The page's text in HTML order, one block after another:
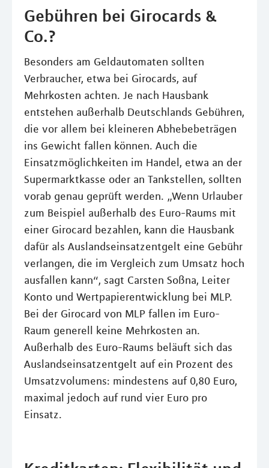
Gebühren bei Girocards &
Co.?
Besonders am Geldautomaten sollten
Verbraucher, etwa bei Girocards, auf
Mehrkosten achten. Je nach Hausbank
entstehen außerhalb Deutschlands Gebühren,
die vor allem bei kleineren Abhebebeträgen
ins Gewicht fallen können. Auch die
Einsatzmöglichkeiten im Handel, etwa an der
Supermarktkasse oder an Tankstellen, sollten
vorab genau geprüft werden. „Wenn Urlauber
zum Beispiel außerhalb des Euro-Raums mit
einer Girocard bezahlen, kann die Hausbank
dafür als Auslandseinsatzentgelt eine Gebühr
verlangen, die im Vergleich zum Umsatz hoch
ausfallen kann“, sagt Carsten Soßna, Leiter
Konto und Wertpapierentwicklung bei MLP.
Bei der Girocard von MLP fallen im Euro-
Raum generell keine Mehrkosten an.
Außerhalb des Euro-Raums beläuft sich das
Auslandseinsatzentgelt auf ein Prozent des
Umsatzvolumens: mindestens auf 0,80 Euro,
maximal jedoch auf rund vier Euro pro
Einsatz.